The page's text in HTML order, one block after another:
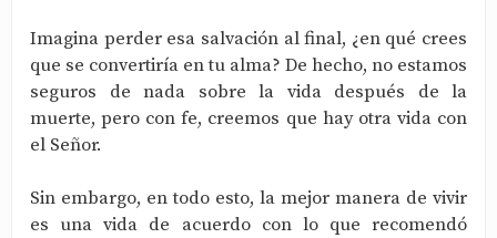
Imagina perder esa salvación al final, ¿en qué crees
que se convertiría en tu alma? De hecho, no estamos
seguros de nada sobre la vida después de la
muerte, pero con fe, creemos que hay otra vida con
el Señor.
Sin embargo, en todo esto, la mejor manera de vivir
es una vida de acuerdo con lo que recomendó